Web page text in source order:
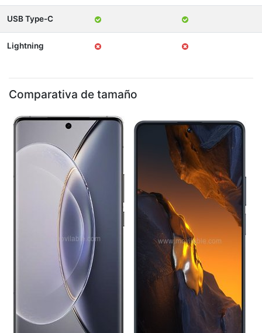
USB Type-C
Lightning
Comparativa de tamaño